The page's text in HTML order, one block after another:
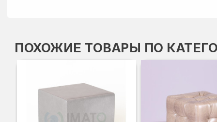
ПОХОЖИЕ ТОВАРЫ ПО